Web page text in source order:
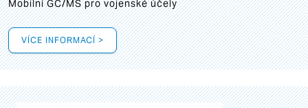
Mobilní GC/MS pro vojenské účely
VÍCE INFORMACÍ >